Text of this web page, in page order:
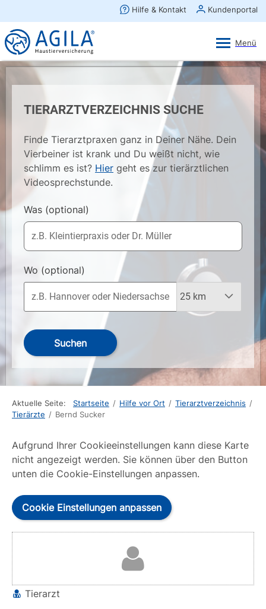
TIERARZTVERZEICHNIS SUCHE
Finde Tierarztpraxen ganz in Deiner Nähe. Dein
Vierbeiner ist krank und Du weißt nicht, wie
schlimm es ist? Hier geht es zur tierärztlichen
Videosprechstunde.
Was (optional)
Wo (optional)
Suchen
Aktuelle Seite: Startseite / Hilfe vor Ort / Tierarztverzeichnis /
Tierärzte / Bernd Sucker
Aufgrund Ihrer Cookieeinstellungen kann diese Karte
nicht angezeigt werden. Sie können über den Button
unten die Cookie-Einstellungen anpassen.
Cookie Einstellungen anpassen
Tierarzt
×
AGILA Kunden-App
Gratis - Im Play Store laden
Ansehen